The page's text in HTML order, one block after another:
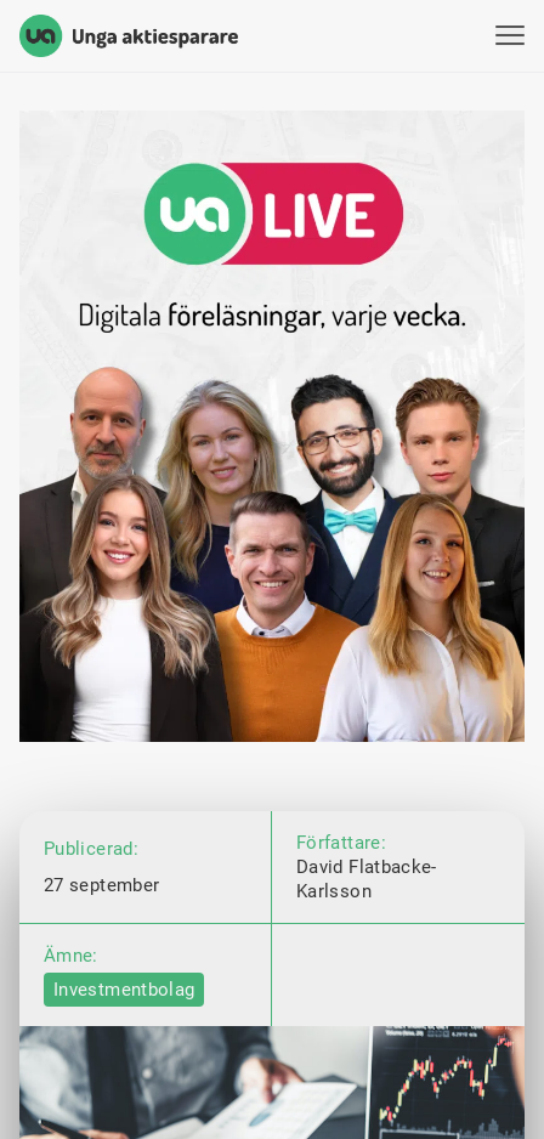
Unga Aktiesparare
Publicerad:
27 september
Författare:
David Flatbacke-
Karlsson
Ämne:
Investmentbolag